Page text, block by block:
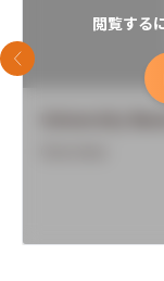
閲覧する
前のスライド